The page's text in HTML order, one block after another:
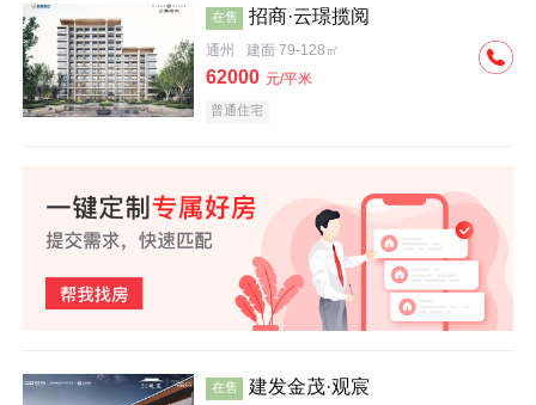
在售 招商·云璟揽阅
通州 建面 79-128㎡
62000 元/平米
普通住宅
在售 建发金茂·观宸